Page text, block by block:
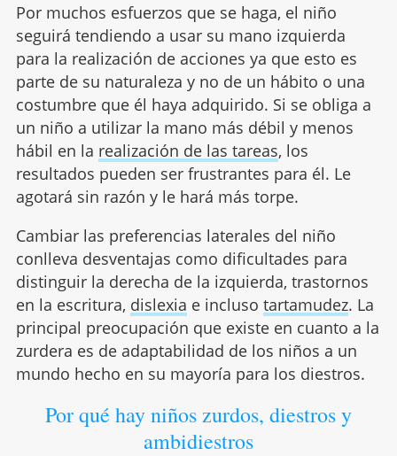
Por muchos esfuerzos que se haga, el niño
seguirá tendiendo a usar su mano izquierda
para la realización de acciones ya que esto es
parte de su naturaleza y no de un hábito o una
costumbre que él haya adquirido. Si se obliga a
un niño a utilizar la mano más débil y menos
hábil en la realización de las tareas, los
resultados pueden ser frustrantes para él. Le
agotará sin razón y le hará más torpe.
Cambiar las preferencias laterales del niño
conlleva desventajas como dificultades para
distinguir la derecha de la izquierda, trastornos
en la escritura, dislexia e incluso tartamudez. La
principal preocupación que existe en cuanto a la
zurdera es de adaptabilidad de los niños a un
mundo hecho en su mayoría para los diestros.
Por qué hay niños zurdos, diestros y
ambidiestros